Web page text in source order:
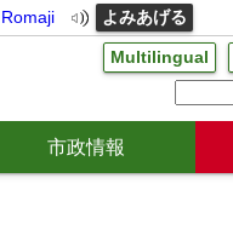
Romaji よみあげる
Multilingual
市政情報